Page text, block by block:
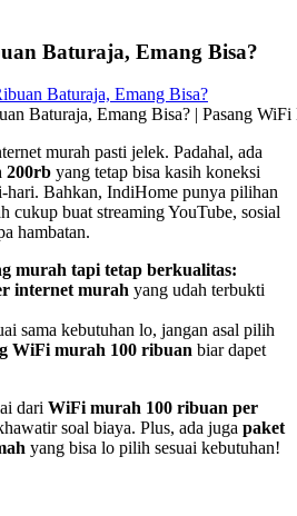
Baturaja, Emang Bisa?
Baturaja, Emang Bisa? | Pasang
murah pasti jelek. Padahal, ada
200rb yang tetap bisa kasih koneksi
hari. Bahkan, IndiHome punya pilihan
cukup buat streaming YouTube, sosial
hambatan.
murah tapi tetap berkualitas:
internet murah yang udah terbukti
sama kebutuhan lo, jangan asal pilih
WiFi murah 100 ribuan biar dapet
dari WiFi murah 100 ribuan per
soal biaya. Plus, ada juga paket
yang bisa lo pilih sesuai kebutuhan!